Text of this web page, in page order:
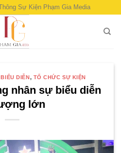
Sự Kiện Phạm Gia Media
DIỄN, TỔ CHỨC SỰ KIỆN
nhân sự biểu diễn
lớn